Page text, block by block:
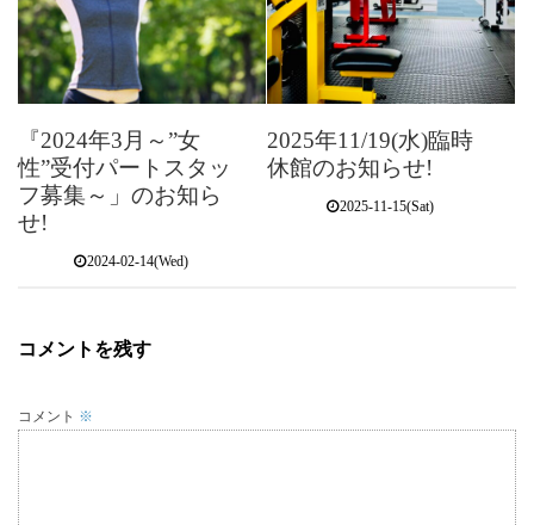
『2024年3月～”女
性”受付パートスタッ
フ募集～」のお知ら
せ!
2024-02-14(Wed)
2025年11/19(水)臨時
休館のお知らせ!
2025-11-15(Sat)
コメントを残す
コメント ※